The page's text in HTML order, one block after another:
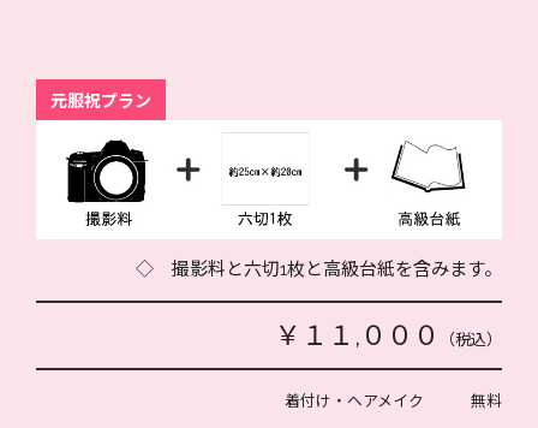
元服祝プラン
◇ 撮影料と六切1枚と高級台紙を含みます。
￥１１,０００ （税込）
着付け・ヘアメイク 無料